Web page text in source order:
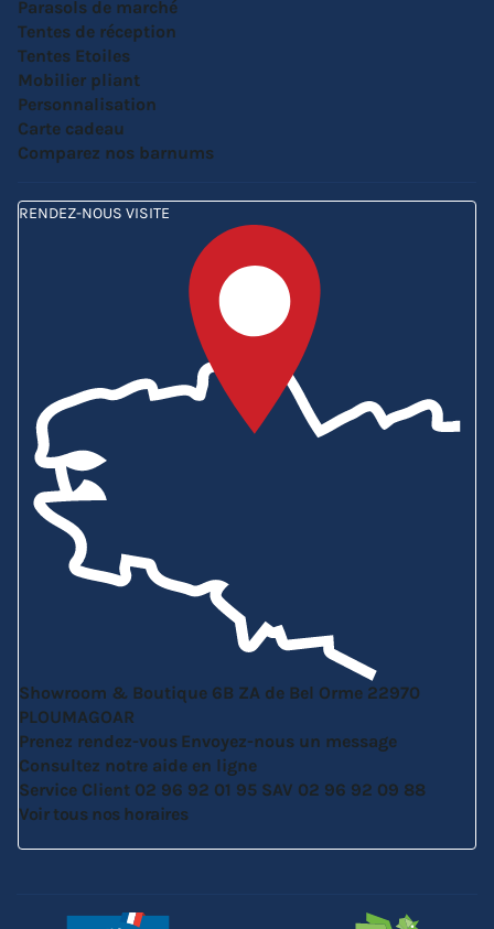
Parasols de marché
Tentes de réception
Tentes Etoiles
Mobilier pliant
Personnalisation
Carte cadeau
Comparez nos barnums
RENDEZ-NOUS VISITE
Showroom & Boutique 6B ZA de Bel Orme 22970
PLOUMAGOAR
Prenez rendez-vous Envoyez-nous un message
Consultez notre aide en ligne
Service Client 02 96 92 01 95 SAV 02 96 92 09 88
Voir tous nos horaires